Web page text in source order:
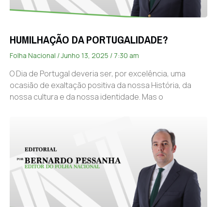
HUMILHAÇÃO DA PORTUGALIDADE?
Folha Nacional Junho 13, 2025 7:30 am
O Dia de Portugal deveria ser, por excelência, uma
ocasião de exaltação positiva da nossa História, da
nossa cultura e da nossa identidade. Mas o